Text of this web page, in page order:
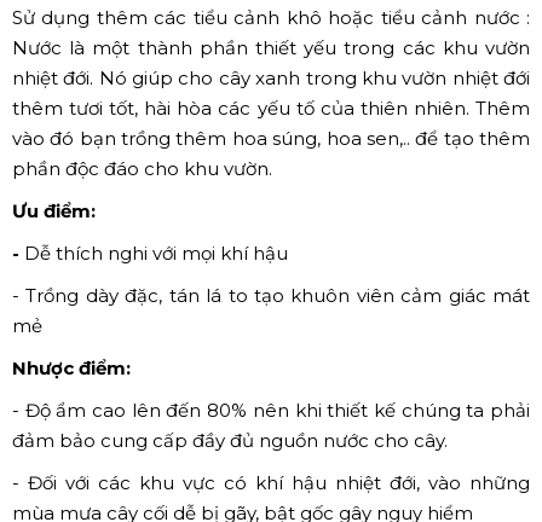
Sử dụng thêm các tiểu cảnh khô hoặc tiểu cảnh nước :
Nước là một thành phần thiết yếu trong các khu vườn
nhiệt đới. Nó giúp cho cây xanh trong khu vườn nhiệt đới
thêm tươi tốt, hài hòa các yếu tố của thiên nhiên. Thêm
vào đó bạn trồng thêm hoa súng, hoa sen,.. để tạo thêm
phần độc đáo cho khu vườn.
Ưu điểm:
- Dễ thích nghi với mọi khí hậu
- Trồng dày đặc, tán lá to tạo khuôn viên cảm giác mát
mẻ
Nhược điểm:
- Độ ẩm cao lên đến 80% nên khi thiết kế chúng ta phải
đảm bảo cung cấp đầy đủ nguồn nước cho cây.
- Đối với các khu vực có khí hậu nhiệt đới, vào những
mùa mưa cây cối dễ bị gãy, bật gốc gây nguy hiểm